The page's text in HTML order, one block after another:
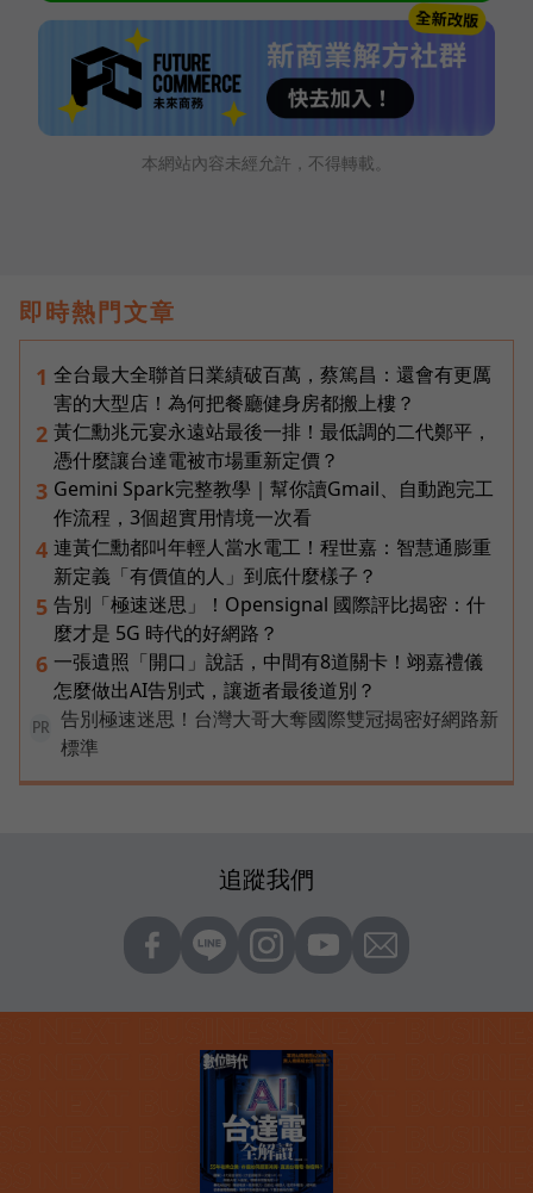
本網站內容未經允許，不得轉載。
即時熱門文章
1 全台最大全聯首日業績破百萬，蔡篤昌：還會有更厲
害的大型店！為何把餐廳健身房都搬上樓？
2 黃仁勳兆元宴永遠站最後一排！最低調的二代鄭平，
憑什麼讓台達電被市場重新定價？
3 Gemini Spark完整教學｜幫你讀Gmail、自動跑完工
作流程，3個超實用情境一次看
4 連黃仁勳都叫年輕人當水電工！程世嘉：智慧通膨重
新定義「有價值的人」到底什麼樣子？
5 告別「極速迷思」！Opensignal 國際評比揭密：什
麼才是 5G 時代的好網路？
6 一張遺照「開口」說話，中間有8道關卡！翊嘉禮儀
怎麼做出AI告別式，讓逝者最後道別？
PR
告別極速迷思！台灣大哥大奪國際雙冠揭密好網路新
標準
追蹤我們